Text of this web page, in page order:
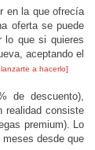
en la que ofrecía
oferta se puede
lo que si quieres
aceptando el
a hacerlo]
de descuento),
realidad consiste
premium). Lo
desde que